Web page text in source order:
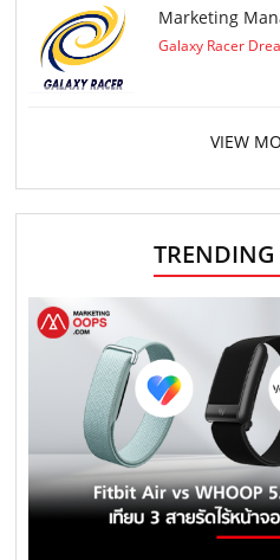
Marketing
Galaxy Racer
VIEW
TRENDING